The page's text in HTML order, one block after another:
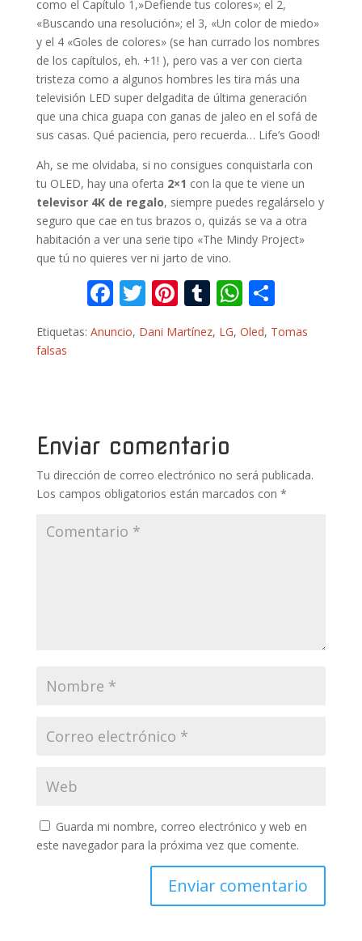
como el Capítulo 1,»Defiende tus colores»; el 2,
«Buscando una resolución»; el 3, «Un color de miedo»
y el 4 «Goles de colores» (se han currado los nombres
de los capítulos, eh. +1! ), pero vas a ver con cierta
tristeza como a algunos hombres les tira más una
televisión LED super delgadita de última generación
que una chica guapa con ganas de jaleo en el sofá de
sus casas. Qué paciencia, pero recuerda… Life’s Good!
Ah, se me olvidaba, si no consigues conquistarla con
tu OLED, hay una oferta 2×1 con la que te viene un
televisor 4K de regalo, siempre puedes regalárselo y
seguro que cae en tus brazos o, quizás se va a otra
habitación a ver una serie tipo «The Mindy Project»
que tú no quieres ver ni jarto de vino.
F
e
k
T
itt
Pi
nt
er
T
m
W
h
at m
Etiquetas: Anuncio, Dani Martínez, LG, Oled, Tomas
falsas
Enviar comentario
Tu dirección de correo electrónico no será publicada.
Los campos obligatorios están marcados con *
Guarda mi nombre, correo electrónico y web en
este navegador para la próxima vez que comente.